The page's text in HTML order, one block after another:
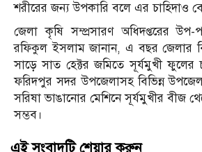
শরীরের জন্য উপকারি বলে এর চাহিদাও
জেলা কৃষি সম্প্রসারণ অধিদপ্তরের উপ-
রফিকুল ইসলাম জানান, এ বছর জেলার
সাড়ে সাত হেক্টর জমিতে সূর্যমুখী ফুলের
ফরিদপুর সদর উপজেলাসহ বিভিন্ন
সরিষা ভাঙানোর মেশিনে সূর্যমুখীর বীজ
সম্ভব।
এই সংবাদটি শেয়ার করুন